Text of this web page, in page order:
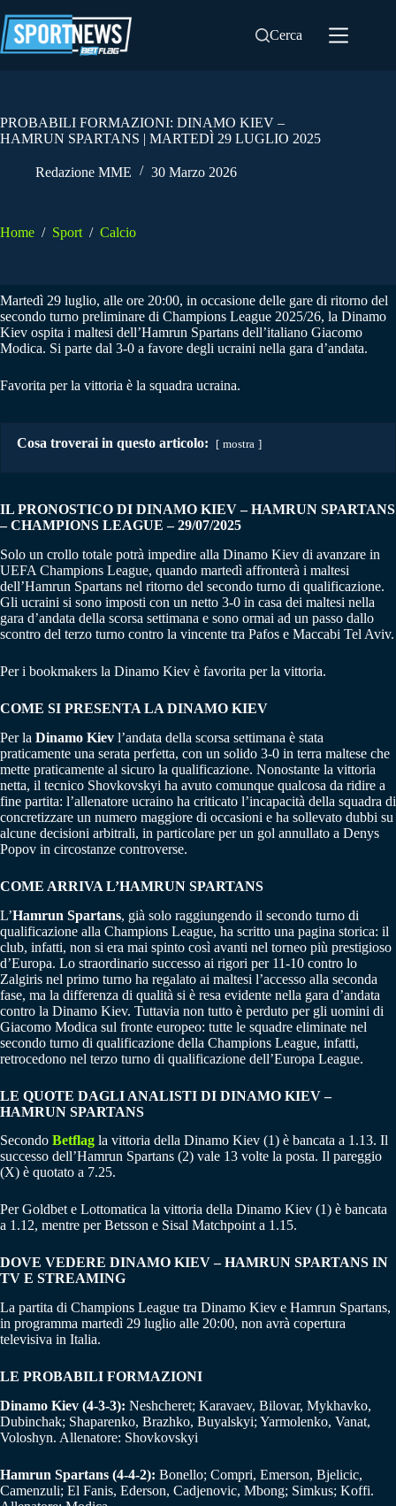
al
contenuto
Cerca
PROBABILI FORMAZIONI: DINAMO KIEV –
HAMRUN SPARTANS | MARTEDÌ 29 LUGLIO 2025
Redazione MME 30 Marzo 2026
Home / Sport / Calcio
Martedì 29 luglio, alle ore 20:00, in occasione delle gare di ritorno del
secondo turno preliminare di Champions League 2025/26, la Dinamo
Kiev ospita i maltesi dell’Hamrun Spartans dell’italiano Giacomo
Modica. Si parte dal 3-0 a favore degli ucraini nella gara d’andata.
Favorita per la vittoria è la squadra ucraina.
Cosa troverai in questo articolo: mostra
IL PRONOSTICO DI DINAMO KIEV – HAMRUN SPARTANS
– CHAMPIONS LEAGUE – 29/07/2025
Solo un crollo totale potrà impedire alla Dinamo Kiev di avanzare in
UEFA Champions League, quando martedì affronterà i maltesi
dell’Hamrun Spartans nel ritorno del secondo turno di qualificazione.
Gli ucraini si sono imposti con un netto 3-0 in casa dei maltesi nella
gara d’andata della scorsa settimana e sono ormai ad un passo dallo
scontro del terzo turno contro la vincente tra Pafos e Maccabi Tel Aviv.
Per i bookmakers la Dinamo Kiev è favorita per la vittoria.
COME SI PRESENTA LA DINAMO KIEV
Per la Dinamo Kiev l’andata della scorsa settimana è stata
praticamente una serata perfetta, con un solido 3-0 in terra maltese che
mette praticamente al sicuro la qualificazione. Nonostante la vittoria
netta, il tecnico Shovkovskyi ha avuto comunque qualcosa da ridire a
fine partita: l’allenatore ucraino ha criticato l’incapacità della squadra di
concretizzare un numero maggiore di occasioni e ha sollevato dubbi su
alcune decisioni arbitrali, in particolare per un gol annullato a Denys
Popov in circostanze controverse.
COME ARRIVA L’HAMRUN SPARTANS
L’Hamrun Spartans, già solo raggiungendo il secondo turno di
qualificazione alla Champions League, ha scritto una pagina storica: il
club, infatti, non si era mai spinto così avanti nel torneo più prestigioso
d’Europa. Lo straordinario successo ai rigori per 11-10 contro lo
Zalgiris nel primo turno ha regalato ai maltesi l’accesso alla seconda
fase, ma la differenza di qualità si è resa evidente nella gara d’andata
contro la Dinamo Kiev. Tuttavia non tutto è perduto per gli uomini di
Giacomo Modica sul fronte europeo: tutte le squadre eliminate nel
secondo turno di qualificazione della Champions League, infatti,
retrocedono nel terzo turno di qualificazione dell’Europa League.
LE QUOTE DAGLI ANALISTI DI DINAMO KIEV –
HAMRUN SPARTANS
Secondo Betflag la vittoria della Dinamo Kiev (1) è bancata a 1.13. Il
successo dell’Hamrun Spartans (2) vale 13 volte la posta. Il pareggio
(X) è quotato a 7.25.
Per Goldbet e Lottomatica la vittoria della Dinamo Kiev (1) è bancata
a 1.12, mentre per Betsson e Sisal Matchpoint a 1.15.
DOVE VEDERE DINAMO KIEV – HAMRUN SPARTANS IN
TV E STREAMING
La partita di Champions League tra Dinamo Kiev e Hamrun Spartans,
in programma martedì 29 luglio alle 20:00, non avrà copertura
televisiva in Italia.
LE PROBABILI FORMAZIONI
Dinamo Kiev (4-3-3): Neshcheret; Karavaev, Bilovar, Mykhavko,
Dubinchak; Shaparenko, Brazhko, Buyalskyi; Yarmolenko, Vanat,
Voloshyn. Allenatore: Shovkovskyi
Hamrun Spartans (4-4-2): Bonello; Compri, Emerson, Bjelicic,
Camenzuli; El Fanis, Ederson, Cadjenovic, Mbong; Simkus; Koffi.